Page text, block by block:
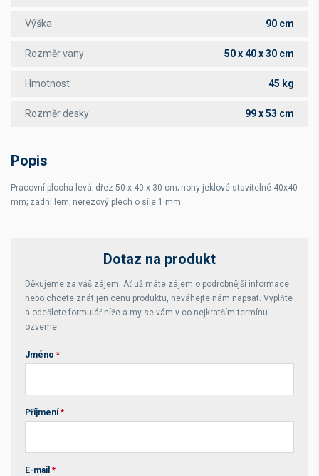
Výška 90 cm
Rozměr vany 50 x 40 x 30 cm
Hmotnost 45 kg
Rozměr desky 99 x 53 cm
Popis
Pracovní plocha levá; dřez 50 x 40 x 30 cm; nohy jeklové stavitelné 40x40
mm; zadní lem; nerezový plech o síle 1 mm.
Dotaz na produkt
Děkujeme za váš zájem. Ať už máte zájem o podrobnější informace
nebo chcete znát jen cenu produktu, neváhejte nám napsat. Vyplňte
a odešlete formulář níže a my se vám v co nejkratším termínu
ozveme.
Jméno *
Příjmení *
E-mail *